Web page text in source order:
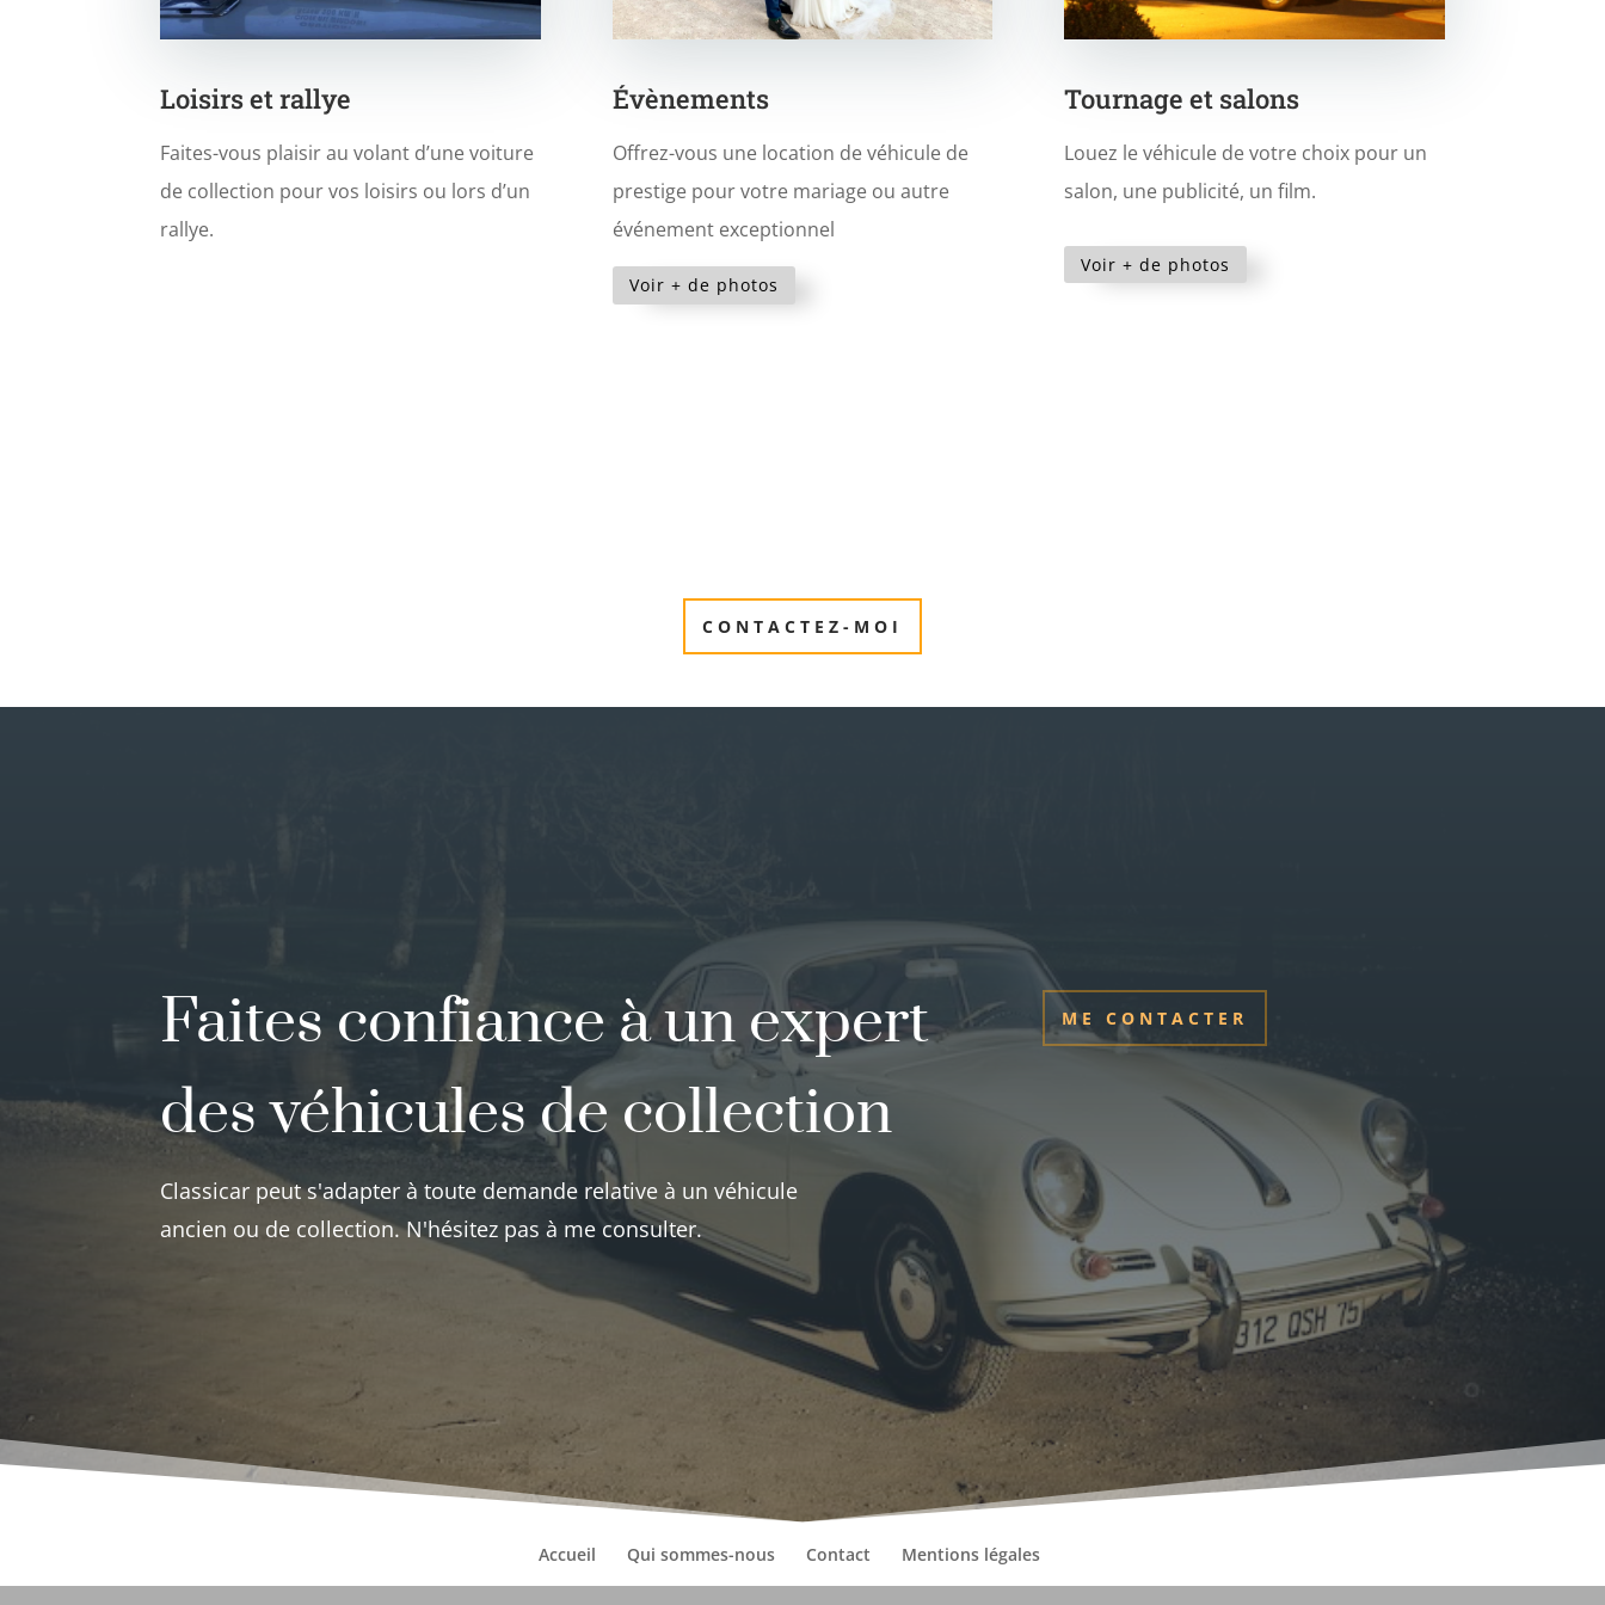
Loisirs et rallye
Faites-vous plaisir au volant d’une voiture
de collection pour vos loisirs ou lors d’un
rallye.
Évènements
Offrez-vous une location de véhicule de
prestige pour votre mariage ou autre
événement exceptionnel
Voir + de photos
Tournage et salons
Louez le véhicule de votre choix pour un
salon, une publicité, un film.
Voir + de photos
CONTACTEZ-MOI
Faites confiance à un expert
des véhicules de collection
ME CONTACTER
Classicar peut s'adapter à toute demande relative à un véhicule
ancien ou de collection. N'hésitez pas à me consulter.
Accueil Qui sommes-nous Contact Mentions légales